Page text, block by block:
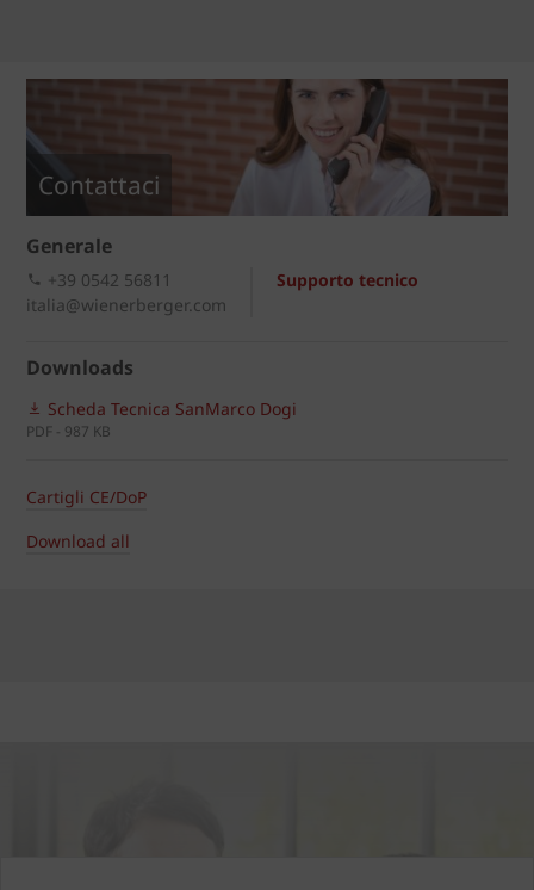
Contattaci
Generale
Supporto tecnico
+39 0542 56811
italia@wienerberger.com
Downloads
Scheda Tecnica SanMarco Dogi
PDF - 987 KB
Cartigli CE/DoP
Download all